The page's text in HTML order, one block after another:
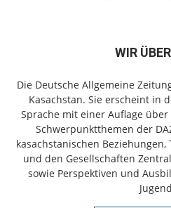
WIR
Die Deutsche Allgemeine
Kasachstan. Sie erscheint in
Sprache mit einer Auflage
Schwerpunktthemen der
kasachstanischen
und den Gesellschaften
sowie Perspektiven und